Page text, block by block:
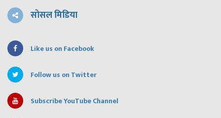
सोसल मिडिया
Like us on Facebook
Follow us on Twitter
Subscribe YouTube Channel